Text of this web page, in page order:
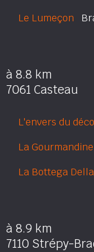
Le Lumeçon
à 8.8 km
7061 Casteau
L'envers du
La Gourmandine
La Bottega
à 8.9 km
7110 Strépy-